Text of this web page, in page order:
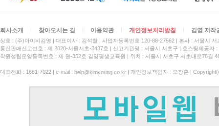
회사소개 찾아오시는 길 이용약관 개인정보처리방침 김영 저작
상호 : (주)아이비김영 대표이사 : 김석철 사업자등록번호 120-88-27562
본사 : 서울시
통신판매신고번호 : 제 2020-서울서초-3437호
신고기관명 : 서울시 서초구
호스팅제공자
학원설립운영등록번호 : 제 원-352호 김영평생교육원 | 위치 : 서울시 서초구 서초대로78길
대표전화 : 1661-7022 | e-mail : help@kimyoung.co.kr | 개인정보책임자 : 오창훈 |